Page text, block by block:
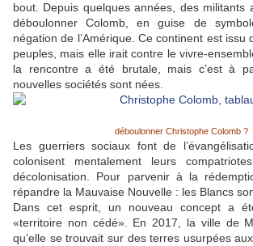
bout. Depuis quelques années, des militants
déboulonner Colomb, en guise de
négation de l’Amérique. Ce continent est issu
peuples, mais elle irait contre le vivre-
la rencontre a été brutale, mais c’est à
nouvelles sociétés sont nées.
déboulonner Christophe Colomb ?
Les guerriers sociaux font de
colonisent mentalement leurs
décolonisation. Pour parvenir à la
répandre la Mauvaise Nouvelle : les Blancs
Dans cet esprit, un nouveau concept a
«territoire non cédé». En 2017, la ville de
qu’elle se trouvait sur des terres usurpées